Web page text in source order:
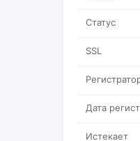
Статус
SSL
Дата
Истекает